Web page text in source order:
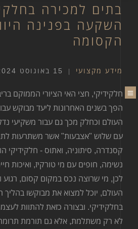
בתים למכירה
השקעה בפנינה
הקסומה
מידע מקצועי 15 באוגוסט 2024
חלקידיקי, חצי האי הציורי הממוקם
הפך בשנים האחרונות ליעד מבוקש
העולם וכחלק מכך גם עבור משקיעי
עם שלוש "אצבעות" אשר משתרעות
קסנדרה, סיתוניה, ואתוס - חלקידיקי
נשימה, חופים עם מי טורקיז, ואיכות
לכן, מי שרוצה נכס במקום קסום, רגוע
העולם, יוכל למצוא את מבוקשו בהליך
בחלקידיקי. ובצורה כזאת להתוות
לא רק משתלמת, אלא גם תורמת תרומה